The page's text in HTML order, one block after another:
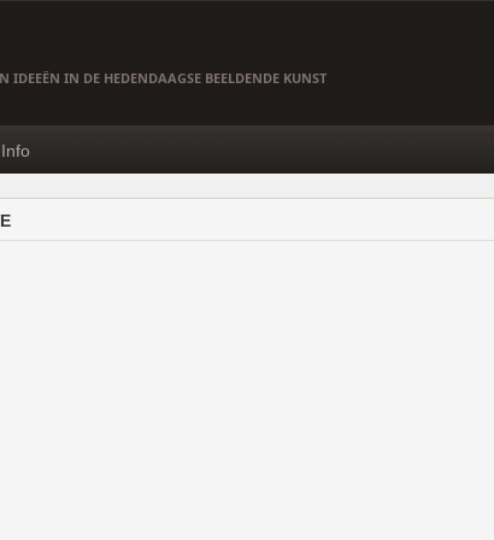
IDEEËN IN DE HEDENDAAGSE BEELDENDE KUNST
Info